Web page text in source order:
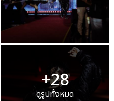
+28
ดูรูปทั้งหมด